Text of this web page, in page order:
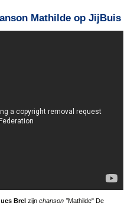
Mathilde op JijBuis
Brelzijn chanson "Mathilde" De